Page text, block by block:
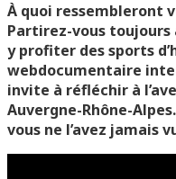
À quoi ressembleront
Partirez-vous toujours
y profiter des sports
webdocumentaire
invite à réfléchir à
Auvergne-Rhône-
vous ne l’avez jamais